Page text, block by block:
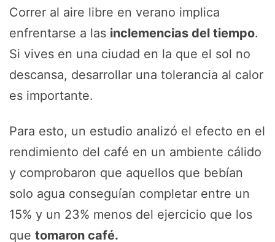
Correr al aire libre en verano implica
enfrentarse a las inclemencias del tiempo.
Si vives en una ciudad en la que el sol no
descansa, desarrollar una tolerancia al calor
es importante.
Para esto, un estudio analizó el efecto en el
rendimiento del café en un ambiente cálido
y comprobaron que aquellos que bebían
solo agua conseguían completar entre un
15% y un 23% menos del ejercicio que los
que tomaron café.